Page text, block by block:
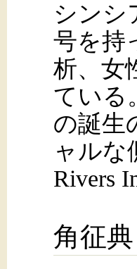
シンシ
号を持
析、女
ている
の誕生
ャルな
Rivers
角征典